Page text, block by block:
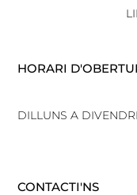
HORARI
DILLUNS A
CONTACTI'NS